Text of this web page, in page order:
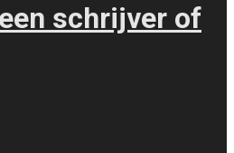
schrijver of